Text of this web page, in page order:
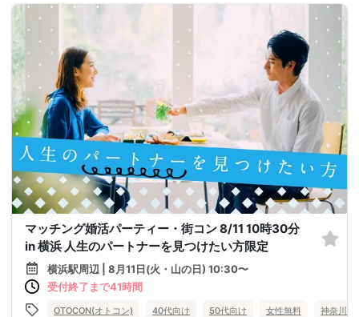
マッチング婚活パーティー・街コン 8/11 10時30分
in 横浜 人生のパートナーを見つけたい方限定
横浜駅周辺 | 8月11日(火・山の日) 10:30〜
受付終了まで41時間
OTOCON(オトコン) 40代向け 50代向け 女性無料 神奈川県